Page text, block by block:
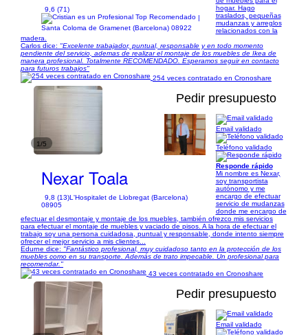
9,6 (71)
|
Santa Coloma de Gramenet (Barcelona) 08922
hogar. Hago
traslados, pequeñas
mudanzas y arreglos
relacionados con la
madera.
Carlos dice: "Excelente trabajador, puntual, responsable y en todo momento
pendiente del servicio, ademas de realizar el montaje de los muebles de Ikea de
manera profesional. Totalmente RECOMENDADO. Esperamos seguir en contacto
para futuros trabajos"
254 veces contratado en Cronoshare
1/5
Pedir presupuesto
Nexar Toala
9,8 (13)L'Hospitalet de Llobregat (Barcelona)
08905
Email validado
Teléfono validado
Responde rápido
Mi nombre es Nexar,
soy transportista
autónomo y me
encargo de efectuar
servicio de mudanzas
donde me encargo de
efectuar el desmontaje y montaje de los muebles, también ofrezco mis servicios
para efectuar el montaje de muebles y vaciado de pisos. A la hora de efectuar el
trabajo soy una persona cuidadosa, puntual y responsable, donde intento siempre
ofrecer el mejor servicio a mis clientes...
Edurne dice: "Fantástico profesional, muy cuidadoso tanto en la protección de los
muebles como en su transporte. Además de trato impecable. Un profesional para
recomendar."
43 veces contratado en Cronoshare
Pedir presupuesto
Email validado